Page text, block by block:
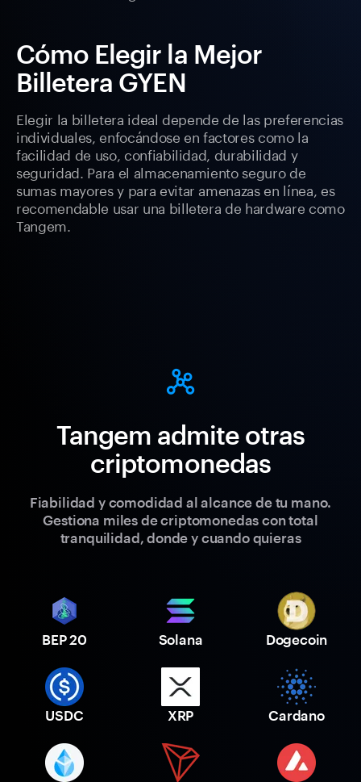
Cómo Elegir la Mejor
Billetera GYEN
Elegir la billetera ideal depende de las preferencias
individuales, enfocándose en factores como la
facilidad de uso, confiabilidad, durabilidad y
seguridad. Para el almacenamiento seguro de
sumas mayores y para evitar amenazas en línea, es
recomendable usar una billetera de hardware como
Tangem.
Tangem admite otras
criptomonedas
Fiabilidad y comodidad al alcance de tu mano.
Gestiona miles de criptomonedas con total
tranquilidad, donde y cuando quieras
BEP 20 Solana Dogecoin
USDC XRP Cardano